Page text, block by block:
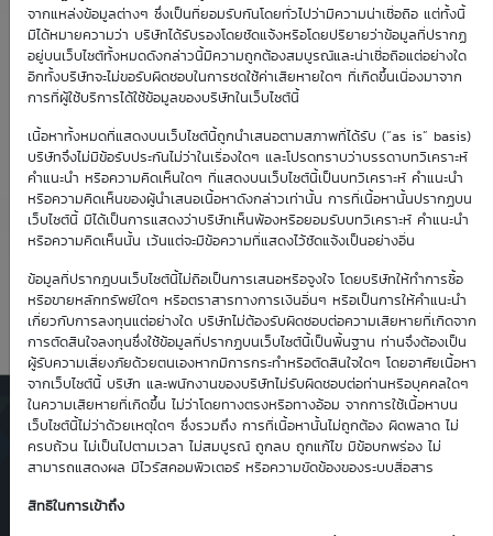
จากแหล่งข้อมูลต่างๆ ซึ่งเป็นที่ยอมรับกันโดยทั่วไปว่ามีความน่าเชื่อถือ แต่ทั้งนี้
มิได้หมายความว่า บริษัทได้รับรองโดยชัดแจ้งหรือโดยปริยายว่าข้อมูลที่ปรากฏ
อยู่บนเว็บไซต์ทั้งหมดดังกล่าวนี้มีความถูกต้องสมบูรณ์และน่าเชื่อถือแต่อย่างใด
อีกทั้งบริษัทจะไม่ขอรับผิดชอบในการชดใช้ค่าเสียหายใดๆ ที่เกิดขึ้นเนื่องมาจาก
การที่ผู้ใช้บริการได้ใช้ข้อมูลของบริษัทในเว็บไซต์นี้
เนื้อหาทั้งหมดที่แสดงบนเว็บไซต์นี้ถูกนำเสนอตามสภาพที่ได้รับ (“as is” basis)
บริษัทจึงไม่มีข้อรับประกันไม่ว่าในเรื่องใดๆ และโปรดทราบว่าบรรดาบทวิเคราะห์
คำแนะนำ หรือความคิดเห็นใดๆ ที่แสดงบนเว็บไซต์นี้เป็นบทวิเคราะห์ คำแนะนำ
หรือความคิดเห็นของผู้นำเสนอเนื้อหาดังกล่าวเท่านั้น การที่เนื้อหานั้นปรากฏบน
เว็บไซต์นี้ มิได้เป็นการแสดงว่าบริษัทเห็นพ้องหรือยอมรับบทวิเคราะห์ คำแนะนำ
หรือความคิดเห็นนั้น เว้นแต่จะมีข้อความที่แสดงไว้ชัดแจ้งเป็นอย่างอื่น
ข้อมูลที่ปรากฎบนเว็บไซต์นี้ไม่ถือเป็นการเสนอหรือจูงใจ โดยบริษัทให้ทำการซื้อ
หรือขายหลักทรัพย์ใดๆ หรือตราสารทางการเงินอื่นๆ หรือเป็นการให้คำแนะนำ
เกี่ยวกับการลงทุนแต่อย่างใด บริษัทไม่ต้องรับผิดชอบต่อความเสียหายที่เกิดจาก
การตัดสินใจลงทุนซึ่งใช้ข้อมูลที่ปรากฏบนเว็บไซต์นี้เป็นพื้นฐาน ท่านจึงต้องเป็น
ผู้รับความเสี่ยงภัยด้วยตนเองหากมีการกระทำหรือตัดสินใจใดๆ โดยอาศัยเนื้อหา
จากเว็บไซต์นี้ บริษัท และพนักงานของบริษัทไม่รับผิดชอบต่อท่านหรือบุคคลใดๆ
ในความเสียหายที่เกิดขึ้น ไม่ว่าโดยทางตรงหรือทางอ้อม จากการใช้เนื้อหาบน
เว็บไซต์นี้ไม่ว่าด้วยเหตุใดๆ ซึ่งรวมถึง การที่เนื้อหานั้นไม่ถูกต้อง ผิดพลาด ไม่
ครบถ้วน ไม่เป็นไปตามเวลา ไม่สมบูรณ์ ถูกลบ ถูกแก้ไข มีข้อบกพร่อง ไม่
สามารถแสดงผล มีไวรัสคอมพิวเตอร์ หรือความขัดข้องของระบบสื่อสาร
สิทธิในการเข้าถึง
วันซื้อขายวันแรก
26 มิ.ย. 2569
วันซื้อขายวันสุดท้าย
29 ก.ย. 2569
Effective Gearing
-16.91
Sensitivity
0.26
Time Decay
-6.40 %
TTM (days)
39
ตารางเสนอซื้อคืนเบื้องต้นของ
DW01*